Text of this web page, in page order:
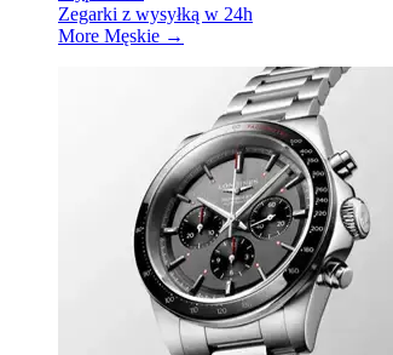
Zegarki z wysyłką w 24h
More Męskie →